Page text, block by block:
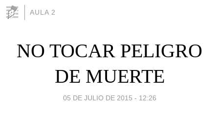
AULA 2
NO TOCAR PELIGRO
DE MUERTE
05 DE JULIO DE 2015 - 12:26